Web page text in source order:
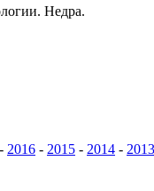
Недра.
- 2016 - 2015 - 2014 - 2013